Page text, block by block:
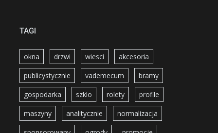
TAGI
okna drzwi wiesci akcesoria
publicystycznie vademecum bramy
gospodarka szklo rolety profile
maszyny analitycznie normalizacja